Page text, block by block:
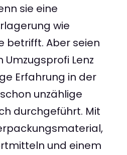
sie eine
wie
betrifft. Aber seien
Umzugsprofi Lenz
Erfahrung in der
unzählige
durchgeführt. Mit
und einem